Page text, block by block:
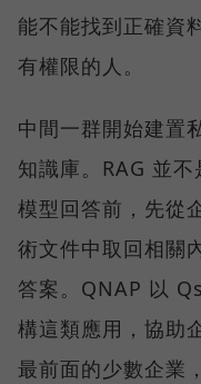
能不能找到正確資
有權限的人。
中間一群開始建置
知識庫。RAG 並
模型回答前，先從
術文件中取回相關
答案。QNAP 以
構這類應用，協助
最前面的少數企業